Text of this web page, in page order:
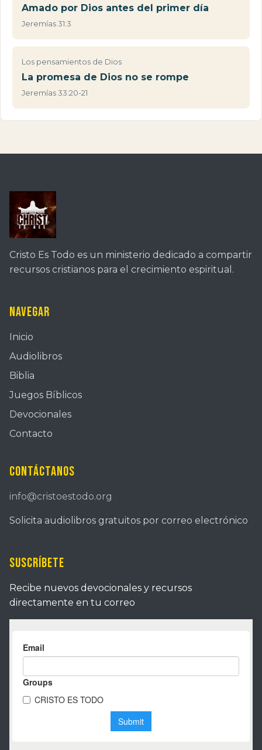
Amado por Dios antes del primer día
Jeremías 31:3
Los pensamientos de Dios
La promesa de Dios no se rompe
Jeremías 33:20-21
Cristo Es Todo es un ministerio dedicado a compartir
recursos cristianos para el crecimiento espiritual.
Navegar
Inicio
Audiolibros
Biblia
Juegos Bíblicos
Devocionales
Contacto
Contáctanos
info@cristoestodo.org
Solicita audiolibros gratuitos por correo electrónico
Suscríbete
Recibe nuevos devocionales y recursos
directamente en tu correo